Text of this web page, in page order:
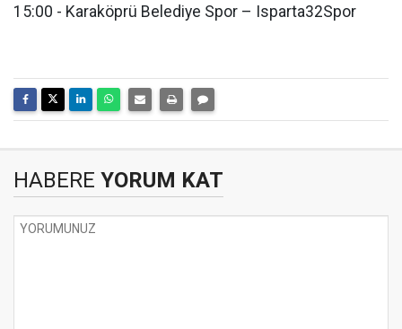
15:00 - Karaköprü Belediye Spor – Isparta32Spor
HABERE YORUM KAT